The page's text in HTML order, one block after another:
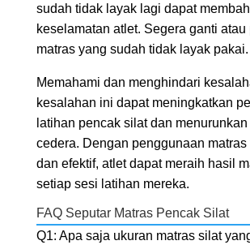
sudah tidak layak lagi dapat
keselamatan atlet. Segera ganti atau
matras yang sudah tidak layak pakai.
Memahami dan menghindari
kesalahan ini dapat meningkatkan
latihan pencak silat dan
cedera. Dengan penggunaan
dan efektif, atlet dapat meraih hasil
setiap sesi latihan mereka.
FAQ Seputar Matras Pencak Silat
Q1: Apa saja ukuran matras silat